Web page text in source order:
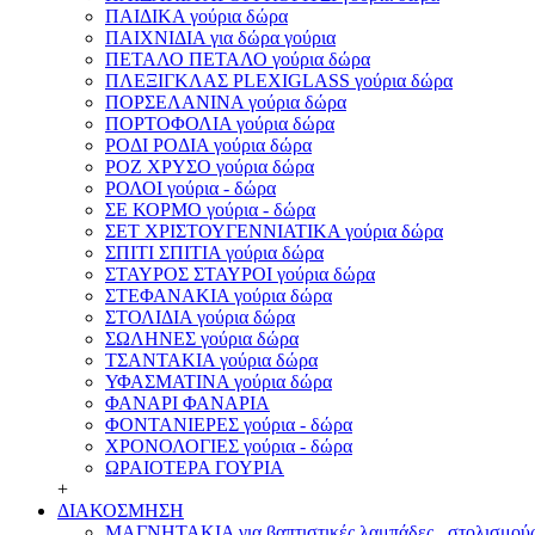
ΠΑΙΔΙΚΑ γούρια δώρα
ΠΑΙΧΝΙΔΙΑ για δώρα γούρια
ΠΕΤΑΛΟ ΠΕΤΑΛΟ γούρια δώρα
ΠΛΕΞΙΓΚΛΑΣ PLEXIGLASS γούρια δώρα
ΠΟΡΣΕΛΑΝΙΝΑ γούρια δώρα
ΠΟΡΤΟΦΟΛΙΑ γούρια δώρα
ΡΟΔΙ ΡΟΔΙΑ γούρια δώρα
ΡΟΖ ΧΡΥΣΟ γούρια δώρα
ΡΟΛΟΙ γούρια - δώρα
ΣΕ ΚΟΡΜΟ γούρια - δώρα
ΣΕΤ ΧΡΙΣΤΟΥΓΕΝΝΙΑΤΙΚΑ γούρια δώρα
ΣΠΙΤΙ ΣΠΙΤΙΑ γούρια δώρα
ΣΤΑΥΡΟΣ ΣΤΑΥΡΟΙ γούρια δώρα
ΣΤΕΦΑΝΑΚΙΑ γούρια δώρα
ΣΤΟΛΙΔΙΑ γούρια δώρα
ΣΩΛΗΝΕΣ γούρια δώρα
ΤΣΑΝΤΑΚΙΑ γούρια δώρα
ΥΦΑΣΜΑΤΙΝΑ γούρια δώρα
ΦΑΝΑΡΙ ΦΑΝΑΡΙΑ
ΦΟΝΤΑΝΙΕΡΕΣ γούρια - δώρα
ΧΡΟΝΟΛΟΓΙΕΣ γούρια - δώρα
ΩΡΑΙΟΤΕΡΑ ΓΟΥΡΙΑ
+
ΔΙΑΚΟΣΜΗΣΗ